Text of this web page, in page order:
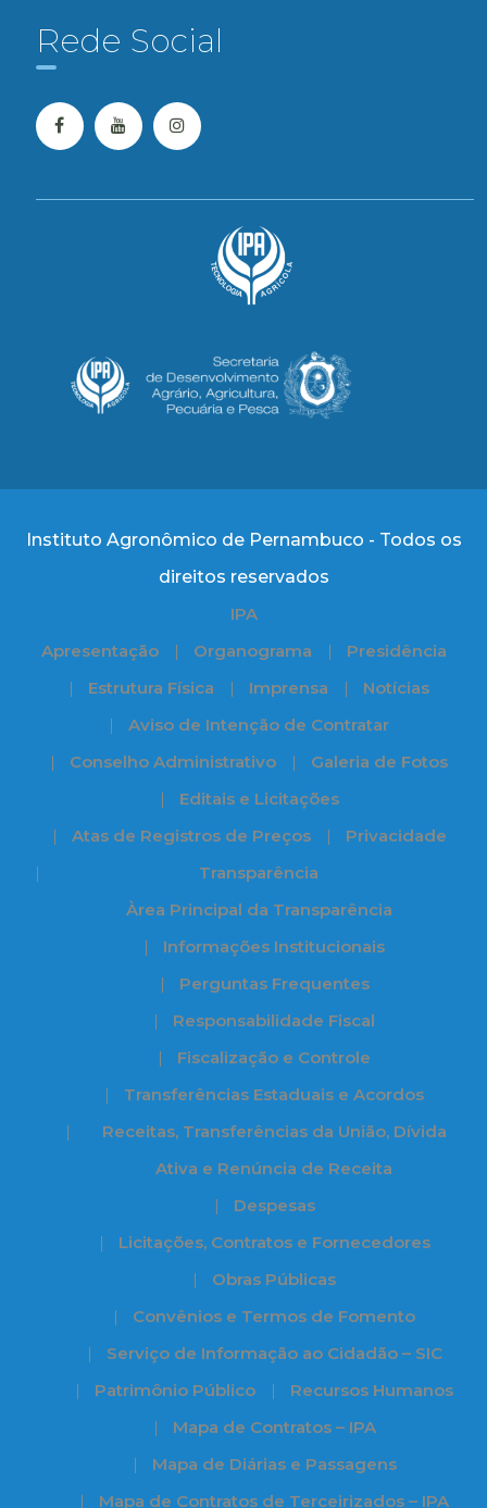
Rede Social
Instituto Agronômico de Pernambuco - Todos os
direitos reservados
IPA
Apresentação
Organograma
Presidência
Estrutura Física
Imprensa
Notícias
Aviso de Intenção de Contratar
Conselho Administrativo
Galeria de Fotos
Editais e Licitações
Atas de Registros de Preços
Privacidade
Transparência
Àrea Principal da Transparência
Informações Institucionais
Perguntas Frequentes
Responsabilidade Fiscal
Fiscalização e Controle
Transferências Estaduais e Acordos
Receitas, Transferências da União, Dívida
Ativa e Renúncia de Receita
Despesas
Licitações, Contratos e Fornecedores
Obras Públicas
Convênios e Termos de Fomento
Serviço de Informação ao Cidadão – SIC
Patrimônio Público
Recursos Humanos
Mapa de Contratos – IPA
Mapa de Diárias e Passagens
Mapa de Contratos de Terceirizados – IPA